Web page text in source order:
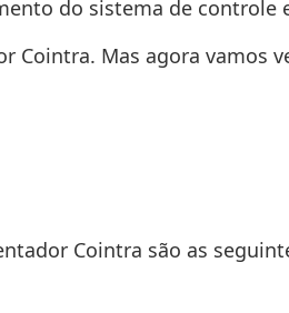
do sistema de controle
Cointra. Mas agora vamos
Cointra são as